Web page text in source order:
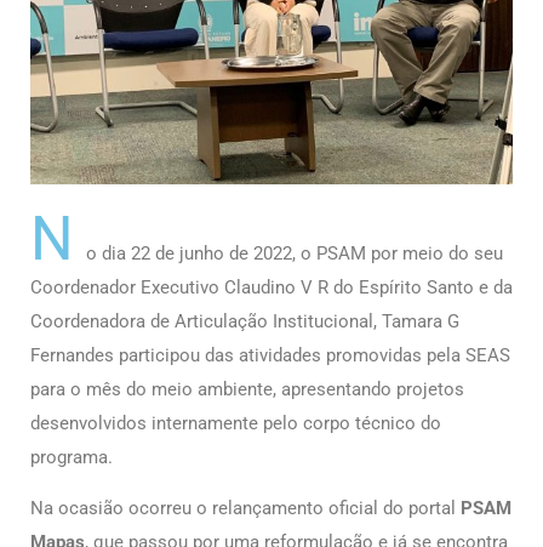
N
o dia 22 de junho de 2022, o PSAM por meio do seu
Coordenador Executivo Claudino V R do Espírito Santo e da
Coordenadora de Articulação Institucional, Tamara G
Fernandes participou das atividades promovidas pela SEAS
para o mês do meio ambiente, apresentando projetos
desenvolvidos internamente pelo corpo técnico do
programa.
Na ocasião ocorreu o relançamento oficial do portal PSAM
Mapas, que passou por uma reformulação e já se encontra